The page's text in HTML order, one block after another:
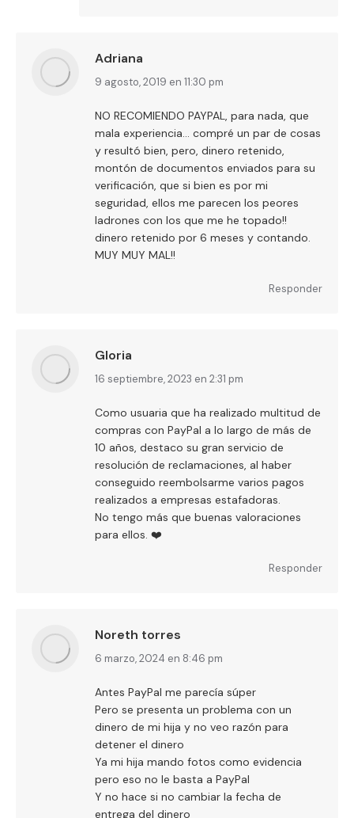
Adriana
dice:
9 agosto, 2019 en 11:30 pm
NO RECOMIENDO PAYPAL, para nada, que
mala experiencia… compré un par de cosas
y resultó bien, pero, dinero retenido,
montón de documentos enviados para su
verificación, que si bien es por mi
seguridad, ellos me parecen los peores
ladrones con los que me he topado!!
dinero retenido por 6 meses y contando.
MUY MUY MAL!!
Responder
Gloria
dice:
16 septiembre, 2023 en 2:31 pm
Como usuaria que ha realizado multitud de
compras con PayPal a lo largo de más de
10 años, destaco su gran servicio de
resolución de reclamaciones, al haber
conseguido reembolsarme varios pagos
realizados a empresas estafadoras.
No tengo más que buenas valoraciones
para ellos. ❤️
Responder
Noreth torres
dice:
6 marzo, 2024 en 8:46 pm
Antes PayPal me parecía súper
Pero se presenta un problema con un
dinero de mi hija y no veo razón para
detener el dinero
Ya mi hija mando fotos como evidencia
pero eso no le basta a PayPal
Y no hace si no cambiar la fecha de
entrega del dinero